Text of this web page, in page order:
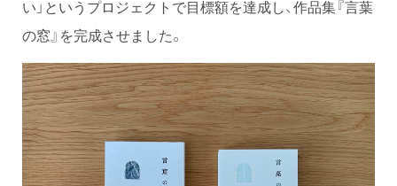
い」というプロジェクトで目標額を達成し、作品集『言葉
の窓』を完成させました。